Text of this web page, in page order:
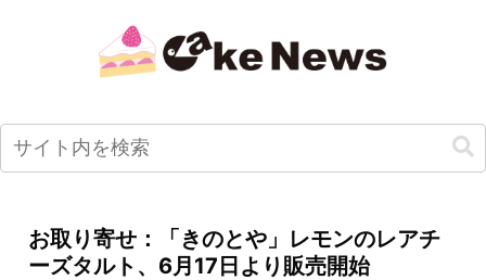
お取り寄せ：「きのとや」レモンのレアチ
ーズタルト、6月17日より販売開始